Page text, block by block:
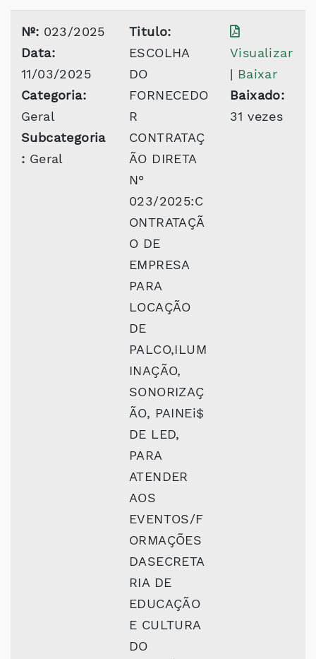
Nº: 023/2025
Data:
11/03/2025
Categoria:
Geral
Subcategoria
: Geral
Titulo:
ESCOLHA
DO
FORNECEDO
R
CONTRATAÇ
ÃO DIRETA
N°
023/2025:C
ONTRATAÇÃ
O DE
EMPRESA
PARA
LOCAÇÃO
DE
PALCO,ILUM
INAÇÃO,
SONORIZAÇ
ÃO, PAINEi$
DE LED,
PARA
ATENDER
AOS
EVENTOS/F
ORMAÇÕES
DASECRETA
RIA DE
EDUCAÇÃO
E CULTURA
DO
Visualizar
| Baixar
Baixado:
31 vezes